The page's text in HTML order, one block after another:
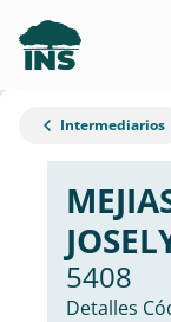
Intermediarios
5408
Detalles